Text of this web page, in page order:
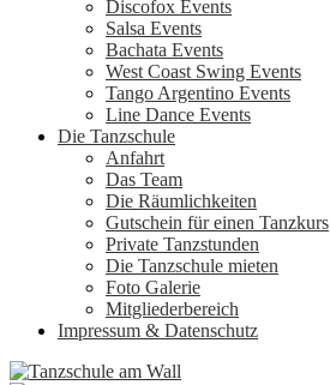
Discofox Events
Salsa Events
Bachata Events
West Coast Swing Events
Tango Argentino Events
Line Dance Events
Die Tanzschule
Anfahrt
Das Team
Die Räumlichkeiten
Gutschein für einen Tanzkurs
Private Tanzstunden
Die Tanzschule mieten
Foto Galerie
Mitgliederbereich
Impressum & Datenschutz